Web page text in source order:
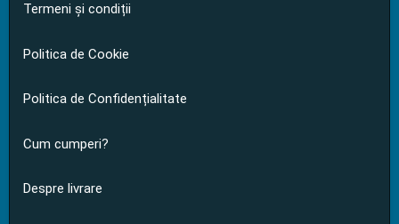
Termeni și condiții
Politica de Cookie
Politica de Confidențialitate
Cum cumperi?
Despre livrare